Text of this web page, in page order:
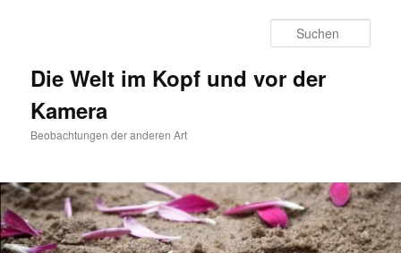
Die Welt im Kopf und vor der
Kamera
Beobachtungen der anderen Art